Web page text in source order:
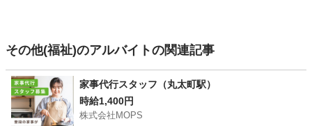
その他(福祉)のアルバイトの関連記事
家事代行スタッフ（丸太町駅）
時給1,400円
株式会社MOPS